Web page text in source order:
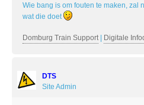
Wie bang is om fouten te maken, zal
wat die doet
Domburg Train Support | Digitale
DTS
Site Admin